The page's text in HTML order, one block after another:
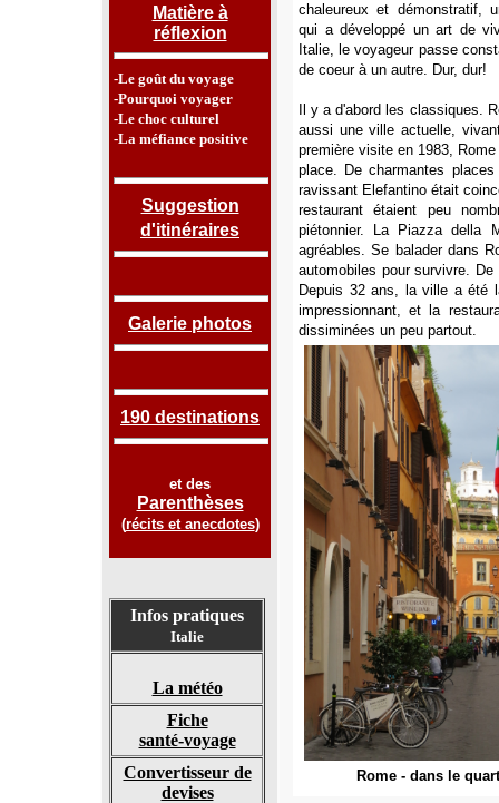
Matière à
réflexion
-Le goût du voyage
-Pourquoi voyager
-Le choc culturel
-La méfiance positive
Suggestion
d'itinéraires
Galerie photos
190 destinations
et des
Parenthèses
(récits et anecdotes)
Infos pratiques
Italie
La météo
Fiche
santé-voyage
Convertisseur de
devises
chaleureux et démonstratif,
qui a développé un art de
Italie, le voyageur passe
de coeur à un autre. Dur, dur!
Il y a d'abord les classiques.
aussi une ville actuelle,
première visite en 1983,
place. De charmantes
ravissant Elefantino était
restaurant étaient peu
piétonnier. La Piazza della
agréables. Se balader dans
automobiles pour survivre.
Depuis 32 ans, la ville a été
impressionnant, et la
dissiminées un peu partout.
Rome - dans le